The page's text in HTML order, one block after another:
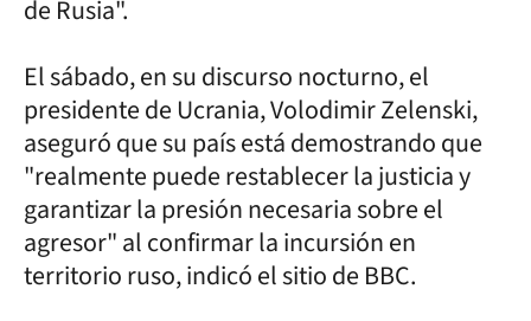
de Rusia".
El sábado, en su discurso nocturno, el
presidente de Ucrania, Volodimir Zelenski,
aseguró que su país está demostrando que
"realmente puede restablecer la justicia y
garantizar la presión necesaria sobre el
agresor" al confirmar la incursión en
territorio ruso, indicó el sitio de BBC.